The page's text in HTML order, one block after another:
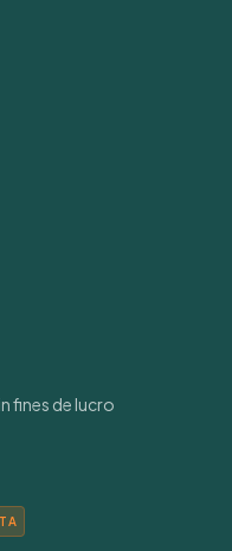
fines de lucro